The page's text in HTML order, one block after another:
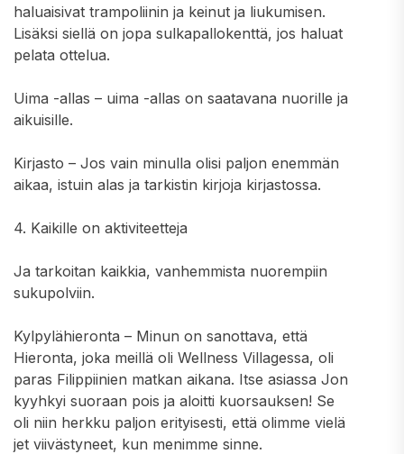
haluaisivat trampoliinin ja keinut ja liukumisen.
Lisäksi siellä on jopa sulkapallokenttä, jos haluat
pelata ottelua.
Uima -allas – uima -allas on saatavana nuorille ja
aikuisille.
Kirjasto – Jos vain minulla olisi paljon enemmän
aikaa, istuin alas ja tarkistin kirjoja kirjastossa.
4. Kaikille on aktiviteetteja
Ja tarkoitan kaikkia, vanhemmista nuorempiin
sukupolviin.
Kylpylähieronta – Minun on sanottava, että
Hieronta, joka meillä oli Wellness Villagessa, oli
paras Filippiinien matkan aikana. Itse asiassa Jon
kyyhkyi suoraan pois ja aloitti kuorsauksen! Se
oli niin herkku paljon erityisesti, että olimme vielä
jet viivästyneet, kun menimme sinne.